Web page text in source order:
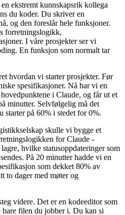
ekstremt kunnskapsrik kollega
du koder. Du skriver en
og den foreslår hele funksjoner.
forretningslogikk,
I våre prosjekter ser vi
En funksjon som normalt tar
hvordan vi starter prosjekter. Før
spesifikasjoner. Nå har vi en
i Claude, og får ut et
minutter. Selvfølgelig må det
starter på 60% i stedet for 0%.
skulle vi bygge et
for Claude -
hvilke statusoppdateringer som
På 20 minutter hadde vi en
som dekket 80% av
to dager med møter og
videre. Det er en kodeeditor som
filen du jobber i. Du kan si